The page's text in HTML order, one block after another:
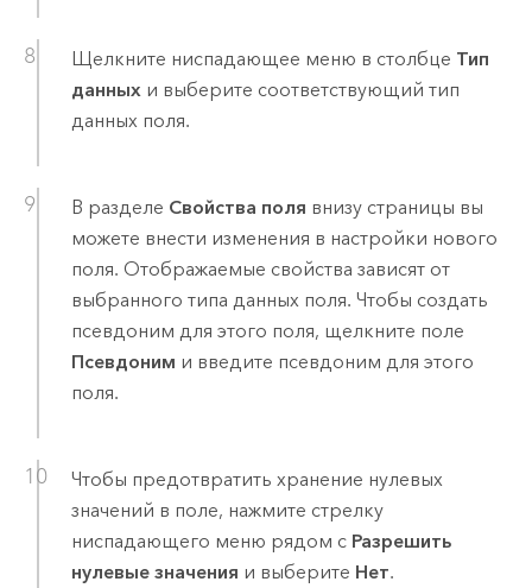
Щелкните ниспадающее меню в столбце Тип
данныхи выберите соответствующий тип
данных поля.
В разделе Свойства поля внизу страницы вы
можете внести изменения в настройки нового
поля. Отображаемые свойства зависят от
выбранного типа данных поля. Чтобы создать
псевдоним для этого поля, щелкните поле
Псевдоним и введите псевдоним для этого
поля.
Чтобы предотвратить хранение нулевых
значений в поле, нажмите стрелку
ниспадающего меню рядом с Разрешить
нулевые значения и выберите Нет.